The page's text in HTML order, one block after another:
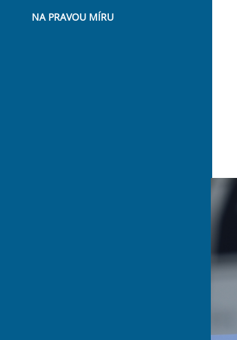
NA PRAVOU MÍRU